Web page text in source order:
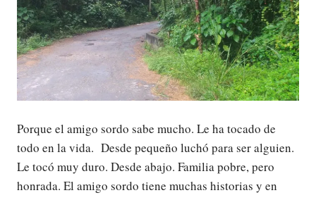
Porque el amigo sordo sabe mucho. Le ha tocado de
todo en la vida. Desde pequeño luchó para ser alguien.
Le tocó muy duro. Desde abajo. Familia pobre, pero
honrada. El amigo sordo tiene muchas historias y en